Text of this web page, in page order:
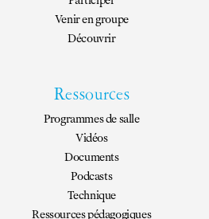
Venir en groupe
Découvrir
Ressources
Programmes de salle
Vidéos
Documents
Podcasts
Technique
Ressources pédagogiques